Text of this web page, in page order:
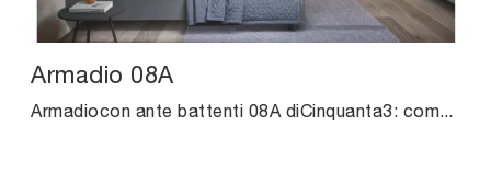
Armadio 08A
Armadiocon ante battenti 08A diCinquanta3: compila il form per info e preventivi e arreda la zona del riposo come l'hai sempre immaginata.